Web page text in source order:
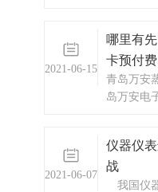
预付费系
式仪表，
力仪表等
欢迎来电
2021-06-15
哪里有
卡预付费
青岛万安
岛万安电
预付费系
式仪表，
力仪表等
2021-06-07
仪器仪
战
我国仪